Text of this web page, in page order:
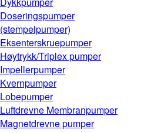
Doseringspumper
(stempelpumper)
Eksenterskruepumper
Høytrykk/Triplex pumper
Impellerpumper
Kvernpumper
Lobepumper
Luftdrevne Membranpumper
Magnetdrevne pumper